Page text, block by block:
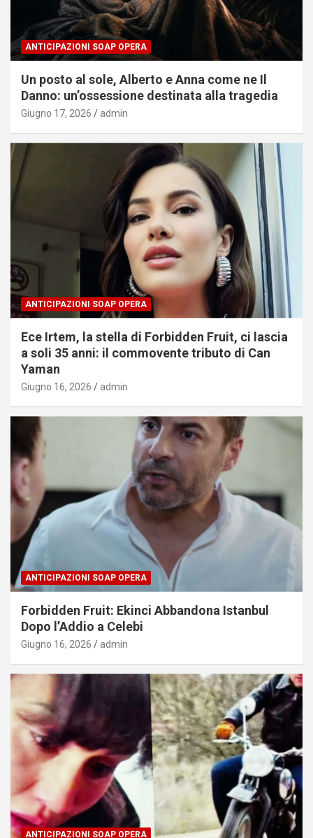
ANTICIPAZIONI SOAP OPERA
Un posto al sole, Alberto e Anna come ne Il
Danno: un’ossessione destinata alla tragedia
Giugno 17, 2026 admin
ANTICIPAZIONI SOAP OPERA
Ece Irtem, la stella di Forbidden Fruit, ci lascia
a soli 35 anni: il commovente tributo di Can
Yaman
Giugno 16, 2026 admin
ANTICIPAZIONI SOAP OPERA
Forbidden Fruit: Ekinci Abbandona Istanbul
Dopo l’Addio a Celebi
Giugno 16, 2026 admin
ANTICIPAZIONI SOAP OPERA